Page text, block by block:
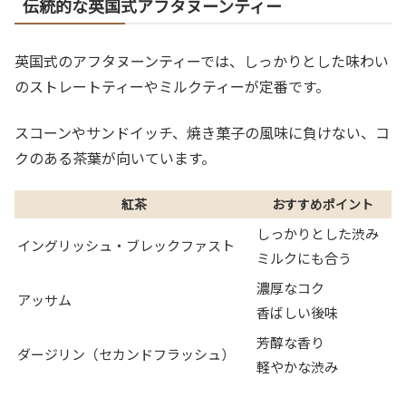
伝統的な英国式アフタヌーンティー
英国式のアフタヌーンティーでは、しっかりとした味わい
のストレートティーやミルクティーが定番です。
スコーンやサンドイッチ、焼き菓子の風味に負けない、コ
クのある茶葉が向いています。
紅茶 おすすめポイント
イングリッシュ・ブレックファスト
しっかりとした渋み
ミルクにも合う
アッサム
濃厚なコク
香ばしい後味
ダージリン（セカンドフラッシュ）
芳醇な香り
軽やかな渋み